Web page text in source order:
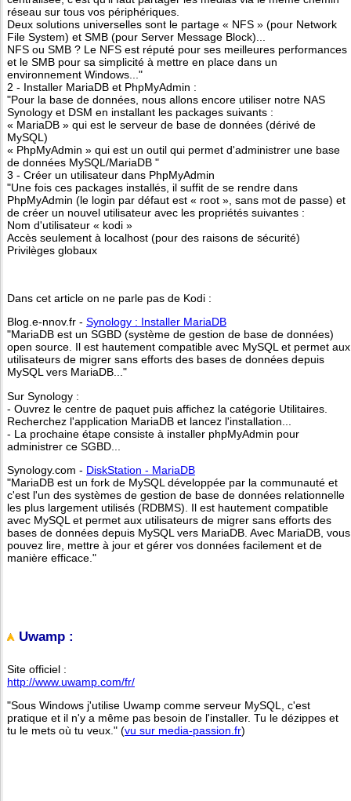
réseau sur tous vos périphériques.
Deux solutions universelles sont le partage « NFS » (pour Network
File System) et SMB (pour Server Message Block)...
NFS ou SMB ? Le NFS est réputé pour ses meilleures performances
et le SMB pour sa simplicité à mettre en place dans un
environnement Windows..."
2 - Installer MariaDB et PhpMyAdmin :
"Pour la base de données, nous allons encore utiliser notre NAS
Synology et DSM en installant les packages suivants :
« MariaDB » qui est le serveur de base de données (dérivé de
MySQL)
« PhpMyAdmin » qui est un outil qui permet d'administrer une base
de données MySQL/MariaDB "
3 - Créer un utilisateur dans PhpMyAdmin
"Une fois ces packages installés, il suffit de se rendre dans
PhpMyAdmin (le login par défaut est « root », sans mot de passe) et
de créer un nouvel utilisateur avec les propriétés suivantes :
Nom d'utilisateur « kodi »
Accès seulement à localhost (pour des raisons de sécurité)
Privilèges globaux
Dans cet article on ne parle pas de Kodi :
Blog.e-nnov.fr - Synology : Installer MariaDB
"MariaDB est un SGBD (système de gestion de base de données)
open source. Il est hautement compatible avec MySQL et permet aux
utilisateurs de migrer sans efforts des bases de données depuis
MySQL vers MariaDB..."
Sur Synology :
- Ouvrez le centre de paquet puis affichez la catégorie Utilitaires.
Recherchez l'application MariaDB et lancez l'installation...
- La prochaine étape consiste à installer phpMyAdmin pour
administrer ce SGBD...
Synology.com - DiskStation - MariaDB
"MariaDB est un fork de MySQL développée par la communauté et
c'est l'un des systèmes de gestion de base de données relationnelle
les plus largement utilisés (RDBMS). Il est hautement compatible
avec MySQL et permet aux utilisateurs de migrer sans efforts des
bases de données depuis MySQL vers MariaDB. Avec MariaDB, vous
pouvez lire, mettre à jour et gérer vos données facilement et de
manière efficace."
Uwamp :
Site officiel :
http://www.uwamp.com/fr/
"Sous Windows j'utilise Uwamp comme serveur MySQL, c'est
pratique et il n'y a même pas besoin de l'installer. Tu le dézippes et
tu le mets où tu veux." (vu sur media-passion.fr)